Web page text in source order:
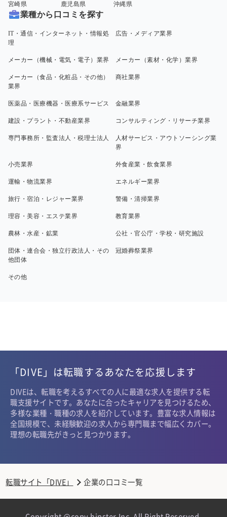
宮崎県 鹿児島県 沖縄県
業種から口コミを探す
IT・通信・インターネット・情報処
理
広告・メディア業界
メーカー（機械・電気・電子）業界 メーカー（素材・化学）業界
メーカー（食品・化粧品・その他）
業界
商社業界
医薬品・医療機器・医療系サービス 金融業界
建設・プラント・不動産業界 コンサルティング・リサーチ業界
専門事務所・監査法人・税理士法人
人材サービス・アウトソーシング業
界
小売業界 外食産業・飲食業界
運輸・物流業界 エネルギー業界
旅行・宿泊・レジャー業界 警備・清掃業界
理容・美容・エステ業界 教育業界
農林・水産・鉱業 公社・官公庁・学校・研究施設
団体・連合会・独立行政法人・その
他団体
冠婚葬祭業界
その他
「DIVE」は転職するあなたを応援します
DIVEは、転職を考えるすべての人に最適な求人を提供する転
職支援サイトです。あなたに合ったキャリアを見つけるため、
多様な業種・職種の求人を紹介しています。豊富な求人情報は
全国規模で、未経験歓迎の求人から専門職まで幅広くカバー。
理想の転職先がきっと見つかります。
転職サイト「DIVE」 企業の口コミ一覧